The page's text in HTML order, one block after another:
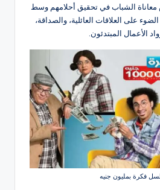
الشباب في تحقيق أحلامهم وسط
على العلاقات العائلية، والصداقة،
الأعمال المبتدئون.
فكرة بمليون جنيه